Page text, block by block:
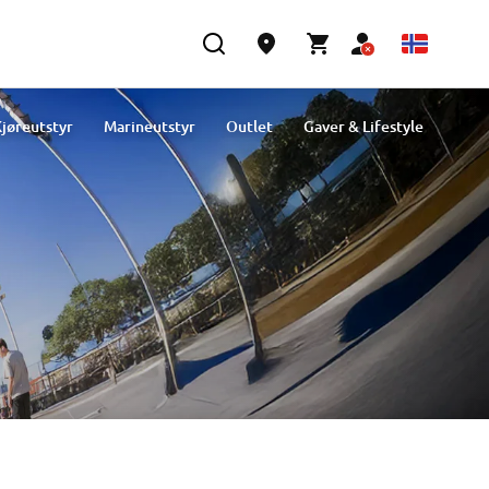
Marineutstyr Outlet Gaver & Lifestyle